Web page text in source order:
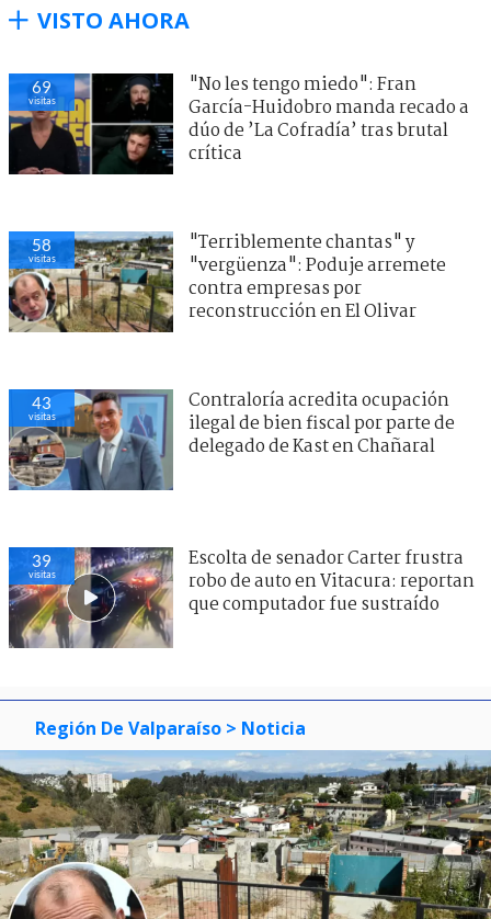
VISTO AHORA
69
visitas
"No les tengo miedo": Fran
García-Huidobro manda recado a
dúo de ’La Cofradía’ tras brutal
crítica
58
visitas
"Terriblemente chantas" y
"vergüenza": Poduje arremete
contra empresas por
reconstrucción en El Olivar
43
visitas
Contraloría acredita ocupación
ilegal de bien fiscal por parte de
delegado de Kast en Chañaral
39
visitas
Escolta de senador Carter frustra
robo de auto en Vitacura: reportan
que computador fue sustraído
Región De Valparaíso > Noticia